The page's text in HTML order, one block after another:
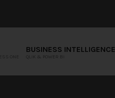
BUSINESS INTELLIGENCE
QLIK & POWER BI